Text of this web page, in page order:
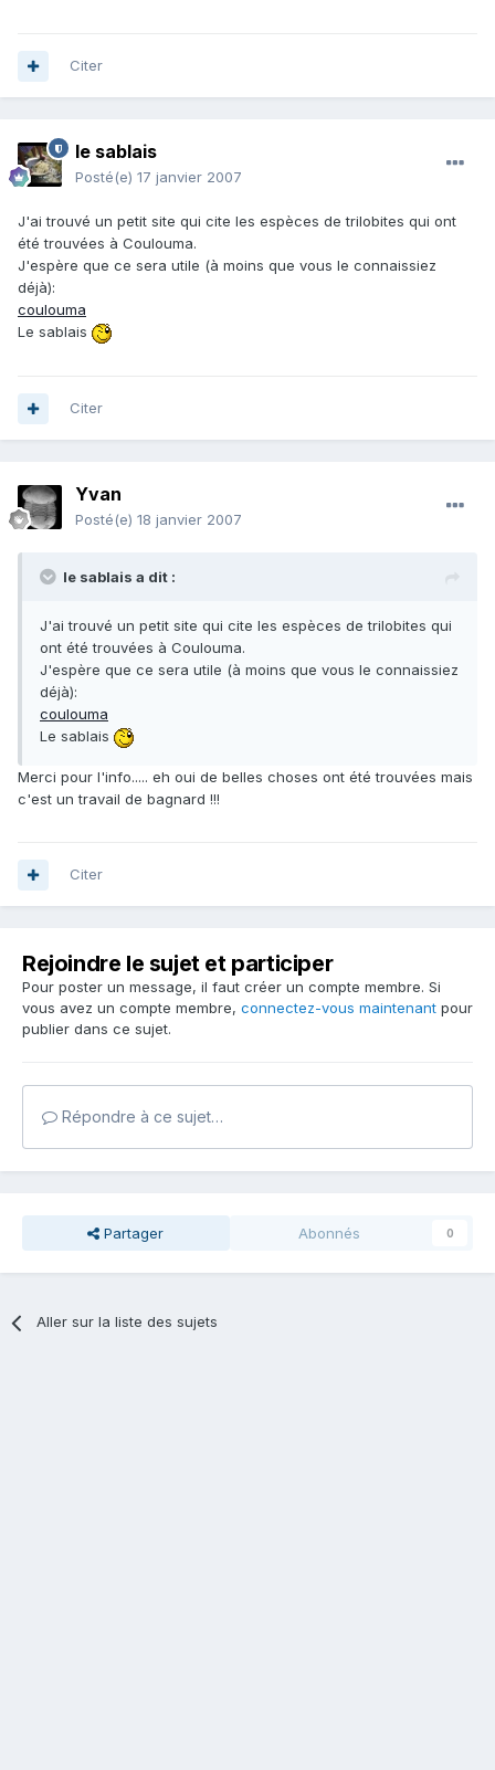
Citer
le sablais
Posté(e) 17 janvier 2007
J'ai trouvé un petit site qui cite les espèces de trilobites qui ont
été trouvées à Coulouma.
J'espère que ce sera utile (à moins que vous le connaissiez
déjà):
coulouma
Le sablais
Citer
Yvan
Posté(e) 18 janvier 2007
le sablais a dit :
J'ai trouvé un petit site qui cite les espèces de trilobites qui
ont été trouvées à Coulouma.
J'espère que ce sera utile (à moins que vous le connaissiez
déjà):
coulouma
Le sablais
Merci pour l'info..... eh oui de belles choses ont été trouvées mais
c'est un travail de bagnard !!!
Citer
Rejoindre le sujet et participer
Pour poster un message, il faut créer un compte membre. Si
vous avez un compte membre, connectez-vous maintenant pour
publier dans ce sujet.
Répondre à ce sujet…
Partager Abonnés 0
Aller sur la liste des sujets